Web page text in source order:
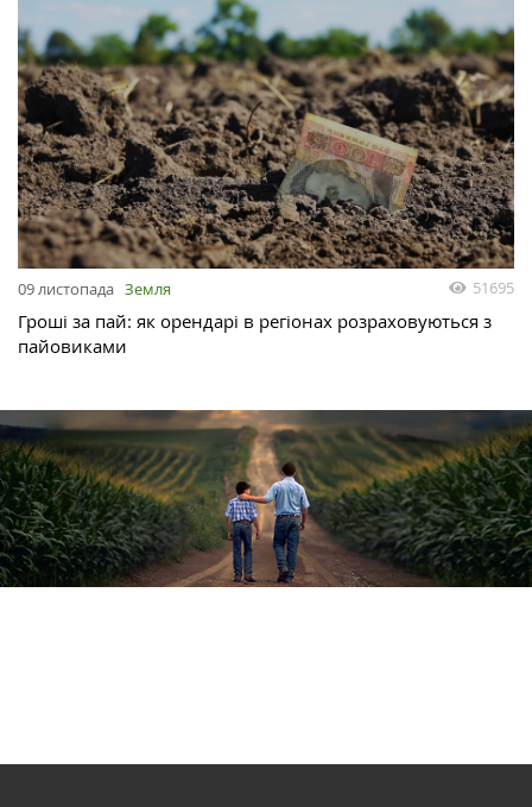
09 листопада Земля 51695
Гроші за пай: як орендарі в регіонах розраховуються з
пайовиками